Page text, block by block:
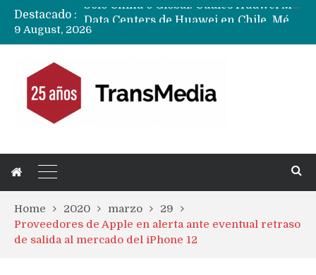
Destacado :
9 August, 2026
Home 2020 marzo
29
Proveedores de Apple en alerta ante eventual retraso
de salida al mercado del iPhone 12